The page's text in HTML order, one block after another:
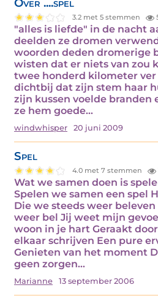
3.2 met 5 stemmen
"alles is liefde" in de nacht
deelden ze dromen
woorden deden dromerige
wisten dat er niets van zou
twee honderd kilometer ver
dichtbij dat zijn stem haar
zijn kussen voelde branden
ze hem goede…
windwhisper 20 juni 2009
Spel
4.0 met 7 stemmen
Wat we samen doen is
Spelen we samen een spel
Die we steeds weer
weer bel Jij weet mijn
woon in je hart Geraakt
elkaar schrijven Een pure
Genieten van het moment
geen zorgen…
Marianne 13 september 2006